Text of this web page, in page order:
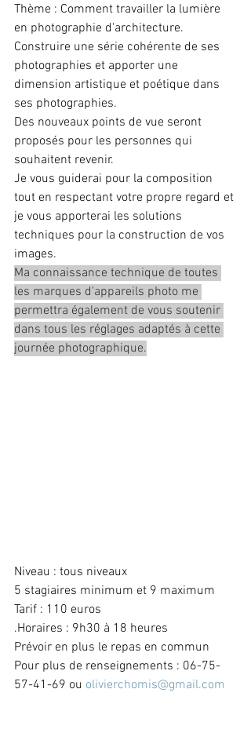
Thème : Comment travailler la lumière
en photographie d'architecture.
Construire une série cohérente de ses
photographies et apporter une
dimension artistique et poétique dans
ses photographies.
Des nouveaux points de vue seront
proposés pour les personnes qui
souhaitent revenir.
Je vous guiderai pour la composition
tout en respectant votre propre regard et
je vous apporterai les solutions
techniques pour la construction de vos
images.
Ma connaissance technique de toutes
les marques d'appareils photo me
permettra également de vous soutenir
dans tous les réglages adaptés à cette
journée photographique.
Niveau : tous niveaux
5 stagiaires minimum et 9 maximum
Tarif : 110 euros
.Horaires : 9h30 à 18 heures
Prévoir en plus le repas en commun
Pour plus de renseignements : 06-75-
57-41-69 ou olivierchomis@gmail.com